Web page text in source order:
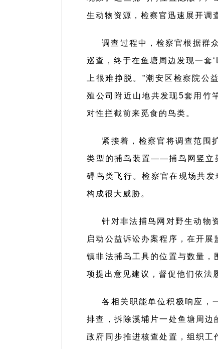
生动物资源，检察官迅速展开调
调查过程中，检察官根据群
巡查，终于在鱼塘周边发现一套
上很难挣脱。”潮安区检察院公
殖公司附近山地共发现5套用竹
对性拦截前来觅食的鸟类。
紧接着，检察官将调查范围
类型的捕鸟装置——捕鸟网竖立
碍鸟类飞行。检察官在现场共
构成很大威胁。
针对非法捕鸟网对野生动物
启动公益诉讼办案程序，在开
镇非法捕鸟工具的位置与数量
项提出意见建议，督促他们依法
各相关职能单位积极响应，
排查，拆除溪埔片一处鱼塘周
政府同步推进核查处置，组织工